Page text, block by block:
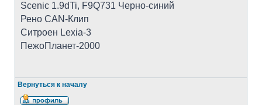
Scenic 1.9dTi, F9Q731 Черно-синий
Рено CAN-Клип
Ситроен Lexia-3
ПежоПланет-2000
Вернуться к началу